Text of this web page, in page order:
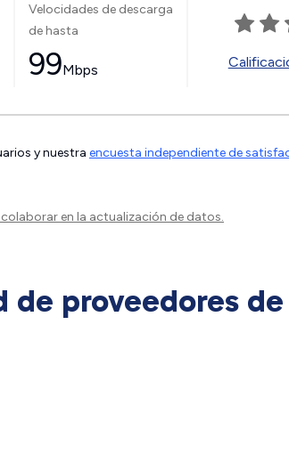
Velocidades de descarga
de hasta
99Mbps
y nuestra encuesta independiente de
en la actualización de datos.
de proveedores de